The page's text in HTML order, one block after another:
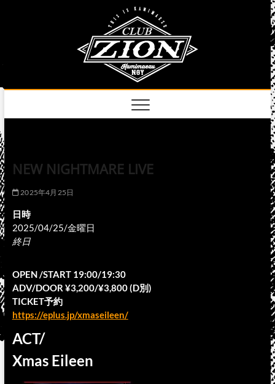
NEW NIGHTMARE LIVE
2025年4月25日
日時
2025/04/25/金曜日
終日
OPEN /START 19:00/19:30
ADV/DOOR ¥3,200/¥3,800 (D別)
TICKET予約
https://eplus.jp/xmaseileen/
ACT/
Xmas Eileen